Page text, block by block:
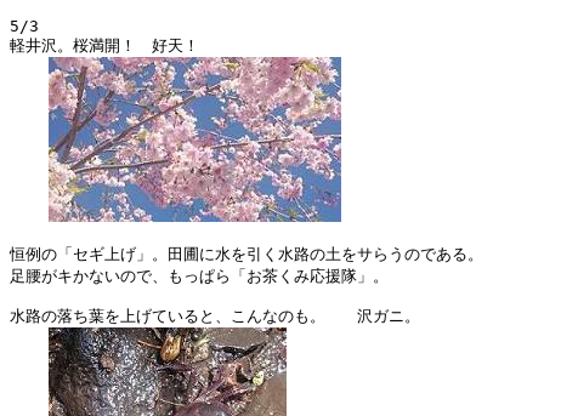
5/3
軽井沢。桜満開！　好天！
恒例の「セギ上げ」。田圃に水を引く水路の土をサらうのである。
足腰がキかないので、もっぱら「お茶くみ応援隊」。
水路の落ち葉を上げていると、こんなのも。　　沢ガニ。